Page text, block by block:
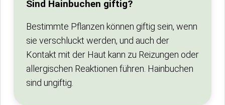
Sind Hainbuchen giftig?
Bestimmte Pflanzen können giftig sein, wenn
sie verschluckt werden, und auch der
Kontakt mit der Haut kann zu Reizungen oder
allergischen Reaktionen führen. Hainbuchen
sind ungiftig.